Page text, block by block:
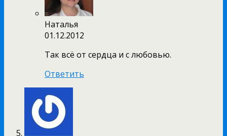
Наталья
01.12.2012
Так всё от сердца и с любовью.
Ответить